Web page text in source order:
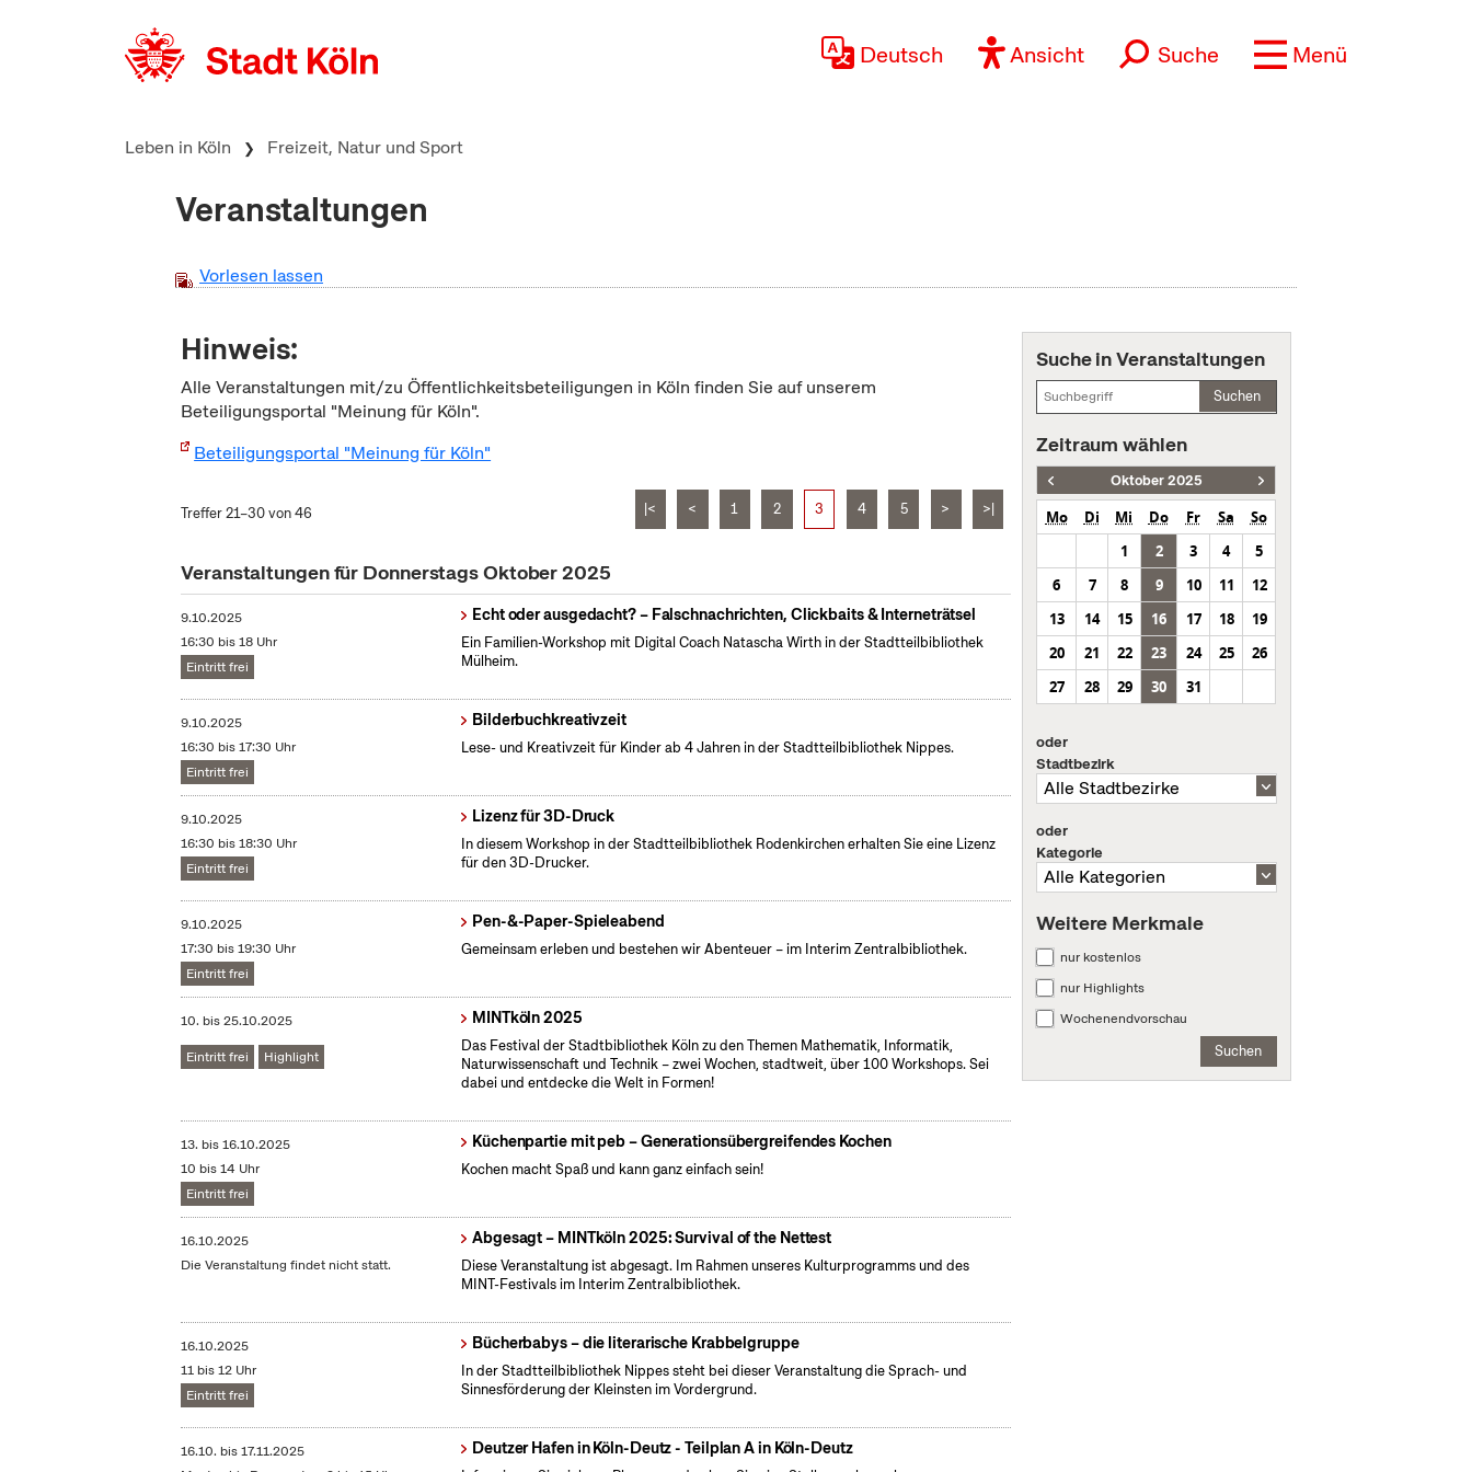
Deutsch Ansicht Suche Menü
Leben in Köln Freizeit, Natur und Sport
Veranstaltungen
Vorlesen lassen
Hinweis:
Alle Veranstaltungen mit/zu Öffentlichkeitsbeteiligungen in Köln finden Sie auf unserem
Beteiligungsportal "Meinung für Köln".
Beteiligungsportal "Meinung für Köln"
Treffer 21–30 von 46 |< < 1 2 3 4 5 > >|
Veranstaltungen für Donnerstags Oktober 2025
9.10.2025
16:30 bis 18 Uhr
Eintritt frei
Echt oder ausgedacht? – Falschnachrichten, Clickbaits & Interneträtsel
Ein Familien-Workshop mit Digital Coach Natascha Wirth in der Stadtteilbibliothek
Mülheim.
9.10.2025
16:30 bis 17:30 Uhr
Eintritt frei
Bilderbuchkreativzeit
Lese- und Kreativzeit für Kinder ab 4 Jahren in der Stadtteilbibliothek Nippes.
9.10.2025
16:30 bis 18:30 Uhr
Eintritt frei
Lizenz für 3D-Druck
In diesem Workshop in der Stadtteilbibliothek Rodenkirchen erhalten Sie eine Lizenz
für den 3D-Drucker.
9.10.2025
17:30 bis 19:30 Uhr
Eintritt frei
Pen-&-Paper-Spieleabend
Gemeinsam erleben und bestehen wir Abenteuer – im Interim Zentralbibliothek.
10. bis25.10.2025
Eintritt frei Highlight
MINTköln 2025
Das Festival der Stadtbibliothek Köln zu den Themen Mathematik, Informatik,
Naturwissenschaft und Technik – zwei Wochen, stadtweit, über 100 Workshops. Sei
dabei und entdecke die Welt in Formen!
13. bis16.10.2025
10 bis 14 Uhr
Eintritt frei
Küchenpartie mit peb – Generationsübergreifendes Kochen
Kochen macht Spaß und kann ganz einfach sein!
16.10.2025
Die Veranstaltung findet nicht statt.
Abgesagt – MINTköln 2025: Survival of the Nettest
Diese Veranstaltung ist abgesagt. Im Rahmen unseres Kulturprogramms und des
MINT-Festivals im Interim Zentralbibliothek.
16.10.2025
11 bis 12 Uhr
Eintritt frei
Bücherbabys – die literarische Krabbelgruppe
In der Stadtteilbibliothek Nippes steht bei dieser Veranstaltung die Sprach- und
Sinnesförderung der Kleinsten im Vordergrund.
16.10. bis17.11.2025
Deutzer Hafen in Köln-Deutz - Teilplan A in Köln-Deutz
Suche in Veranstaltungen
Suchen
Zeitraum wählen
Oktober 2025
Mo Di Mi Do Fr Sa
So
1
2 3 4
5
6
7 8 9 10 11
12
13
14 15 16 17 18
19
20
21 22 23 24 25
26
27
28 29 30 31
oder
Stadtbezirk
oder
Kategorie
Weitere Merkmale
nur kostenlos
nur Highlights
Wochenendvorschau
Suchen